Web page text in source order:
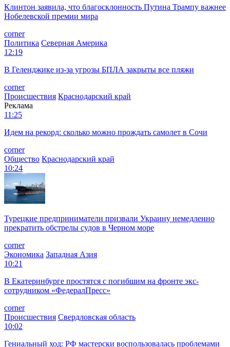
Клинтон заявила, что благосклонность Путина Трампу важнее
Нобелевской премии мира
corner
Политика Северная Америка
12:19
В Геленджике из-за угрозы БПЛА закрыты все пляжи
corner
Происшествия Краснодарский край
Реклама
11:25
Идем на рекорд: сколько можно прождать самолет в Сочи
corner
Общество Краснодарский край
10:24
Турецкие предприниматели призвали Украину немедленно
прекратить обстрелы судов в Черном море
corner
Экономика Западная Азия
10:21
В Екатеринбурге простятся с погибшим на фронте экс-
сотрудником «ФедералПресс»
corner
Происшествия Свердловская область
10:02
Гениальный ход: РФ мастерски воспользовалась проблемами